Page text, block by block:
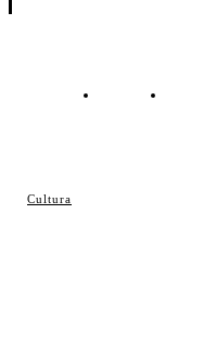
Cultura
Contacto